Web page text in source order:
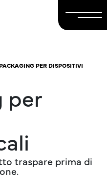
PACKAGING PER DISPOSITIVI
per
traspare prima di